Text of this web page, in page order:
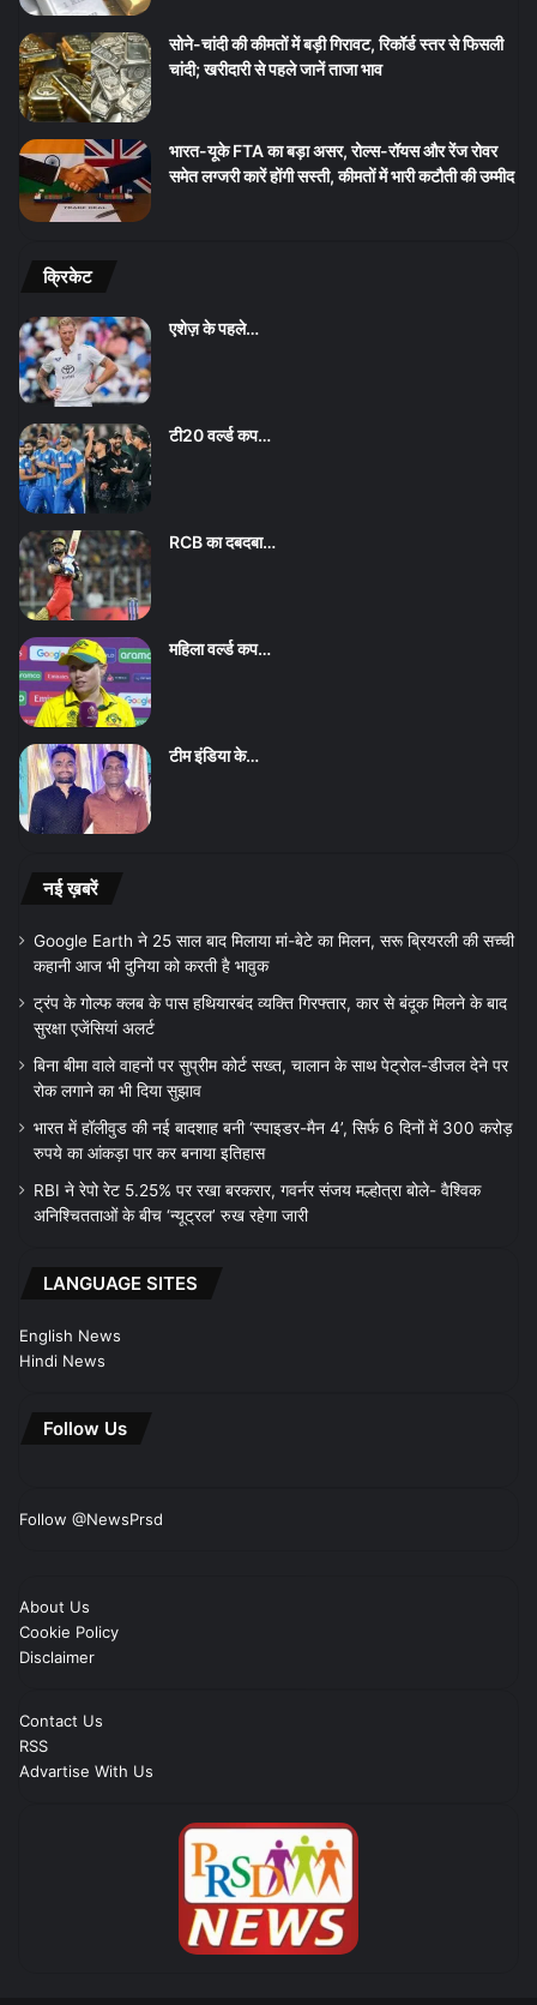
सोने-चांदी की कीमतों में बड़ी गिरावट, रिकॉर्ड स्तर से फिसली
चांदी; खरीदारी से पहले जानें ताजा भाव
भारत-यूके FTA का बड़ा असर, रोल्स-रॉयस और रेंज रोवर
समेत लग्जरी कारें होंगी सस्ती, कीमतों में भारी कटौती की उम्मीद
क्रिकेट
एशेज़ के पहले…
टी20 वर्ल्ड कप…
RCB का दबदबा…
महिला वर्ल्ड कप…
टीम इंडिया के…
नई ख़बरें
Google Earth ने 25 साल बाद मिलाया मां-बेटे का मिलन, सरू ब्रियरली की सच्ची
कहानी आज भी दुनिया को करती है भावुक
ट्रंप के गोल्फ क्लब के पास हथियारबंद व्यक्ति गिरफ्तार, कार से बंदूक मिलने के बाद
सुरक्षा एजेंसियां अलर्ट
बिना बीमा वाले वाहनों पर सुप्रीम कोर्ट सख्त, चालान के साथ पेट्रोल-डीजल देने पर
रोक लगाने का भी दिया सुझाव
भारत में हॉलीवुड की नई बादशाह बनी ‘स्पाइडर-मैन 4’, सिर्फ 6 दिनों में 300 करोड़
रुपये का आंकड़ा पार कर बनाया इतिहास
RBI ने रेपो रेट 5.25% पर रखा बरकरार, गवर्नर संजय मल्होत्रा बोले- वैश्विक
अनिश्चितताओं के बीच ‘न्यूट्रल’ रुख रहेगा जारी
LANGUAGE SITES
English News
Hindi News
Follow Us
Follow @NewsPrsd
About Us
Cookie Policy
Disclaimer
Contact Us
RSS
Advartise With Us